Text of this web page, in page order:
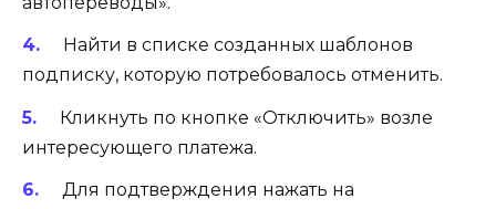
Найти в списке созданных шаблонов
подписку, которую потребовалось отменить.
Кликнуть по кнопке «Отключить» возле
интересующего платежа.
Для подтверждения нажать на